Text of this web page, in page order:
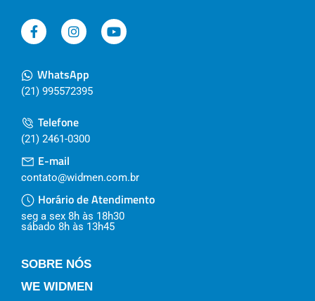
WhatsApp
(21) 995572395
Telefone
(21) 2461-0300
E-mail
contato@widmen.com.br
Horário de Atendimento
seg a sex 8h às 18h30
sábado 8h às 13h45
SOBRE NÓS
WE WIDMEN